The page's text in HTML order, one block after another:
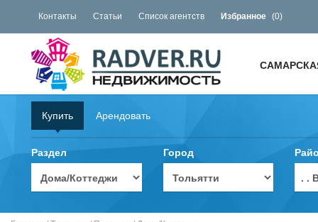
Контакты Статьи Список агентств Избранное (0)
Купить Арендовать
Раздел Город
. .